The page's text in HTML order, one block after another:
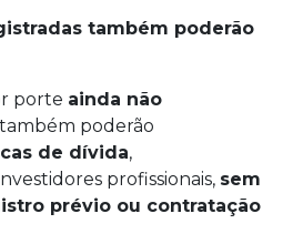
também poderão
porte ainda não
também poderão
de dívida,
profissionais, sem
prévio ou contratação